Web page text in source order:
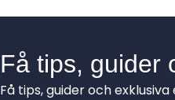
Få tips, guider
Få tips, guider och